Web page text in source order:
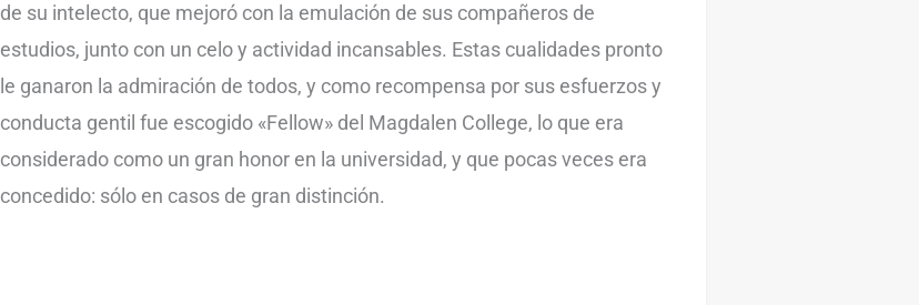
de su intelecto, que mejoró con la emulación de sus compañeros de
estudios, junto con un celo y actividad incansables. Estas cualidades pronto
le ganaron la admiración de todos, y como recompensa por sus esfuerzos y
conducta gentil fue escogido «Fellow» del Magdalen College, lo que era
considerado como un gran honor en la universidad, y que pocas veces era
concedido: sólo en casos de gran distinción.